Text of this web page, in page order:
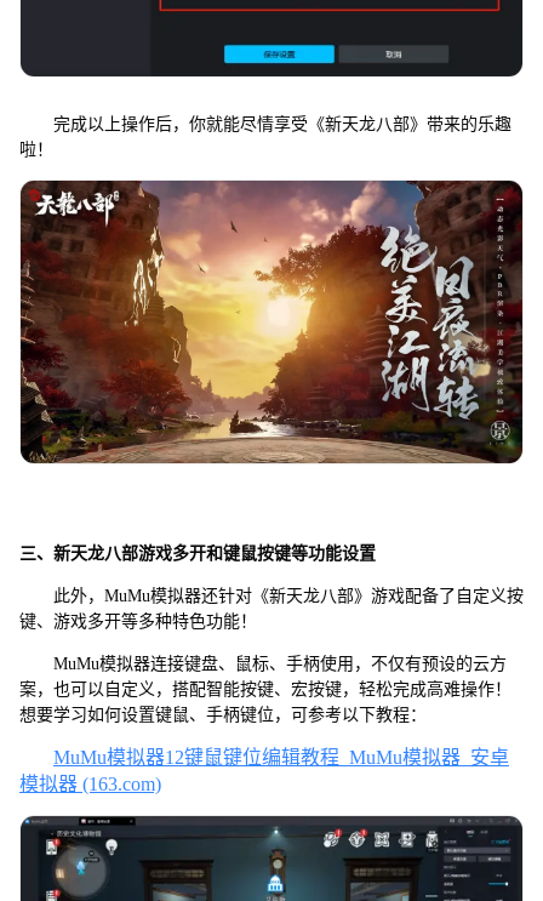
完成以上操作后，你就能尽情享受《新天龙八部》带来的乐趣
啦！
三、 新天龙八部游戏多开和键鼠按键等功能设置
此外，MuMu模拟器还针对《新天龙八部》游戏配备了自定义按
键、游戏多开等多种特色功能！
MuMu模拟器连接键盘、鼠标、手柄使用，不仅有预设的云方
案，也可以自定义，搭配智能按键、宏按键，轻松完成高难操作！
想要学习如何设置键鼠、手柄键位，可参考以下教程：
MuMu模拟器12键鼠键位编辑教程_MuMu模拟器_安卓
模拟器 (163.com)